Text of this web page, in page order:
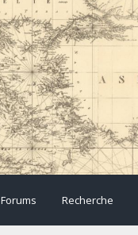
Forums Recherche